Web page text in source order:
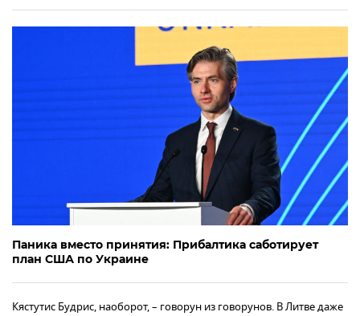
Паника вместо принятия: Прибалтика саботирует
план США по Украине
Кястутис Будрис, наоборот, – говорун из говорунов. В Литве даже